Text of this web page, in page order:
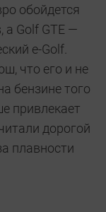
обойдется
Golf GTE —
е-Golf.
что его и не
бензине того
привлекает
дорогой
плавности